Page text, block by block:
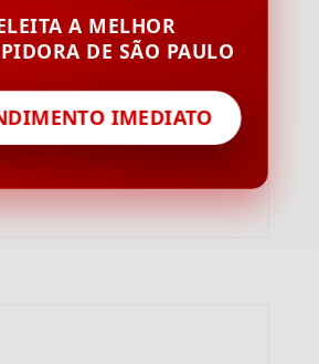
A MELHOR
DE SÃO PAULO
IMEDIATO